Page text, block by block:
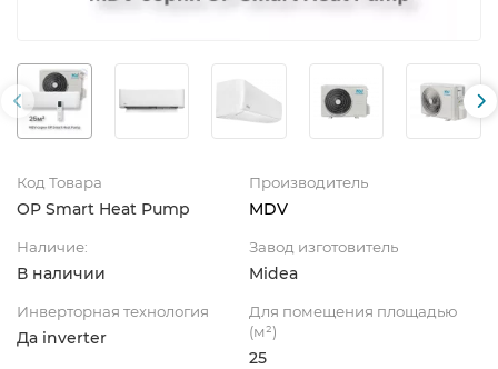
Код Товара
OP Smart Heat Pump
Производитель
MDV
Наличие:
В наличии
Завод изготовитель
Midea
Инверторная технология
Да inverter
Для помещения площадью
(м²)
25